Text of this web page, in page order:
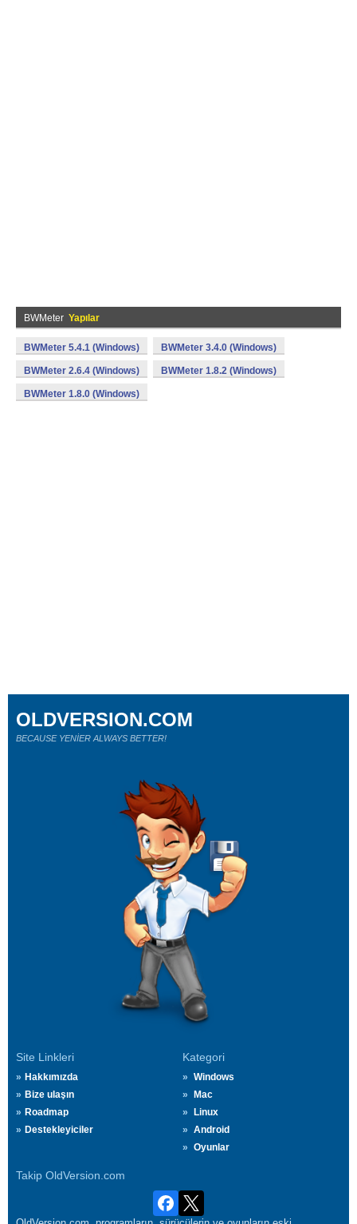
BWMeter Yapılar
BWMeter 5.4.1 (Windows) BWMeter 3.4.0 (Windows)
BWMeter 2.6.4 (Windows) BWMeter 1.8.2 (Windows)
BWMeter 1.8.0 (Windows)
Site Linkleri
Hakkımızda
Bize ulaşın
Roadmap
Destekleyiciler
Kategori
Windows
Mac
Linux
Android
Oyunlar
Takip OldVersion.com
OLDVERSION.COM
BECAUSE YENİER ALWAYS BETTER!